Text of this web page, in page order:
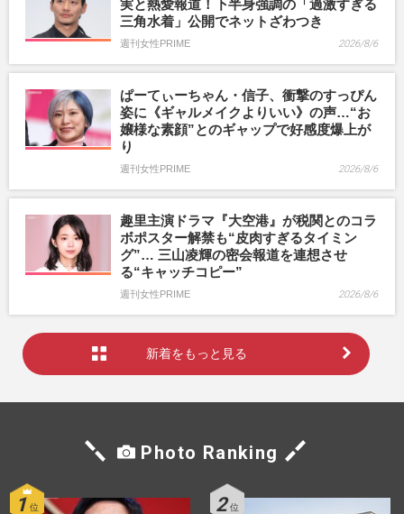
実と熱愛報道！下半身強調の「過激すぎる
三角水着」公開でネットざわつき
週刊女性PRIME 2026/8/6
ぱーてぃーちゃん・信子、衝撃のすっぴん
姿に《ギャルメイクよりいい》の声…“お
嬢様な素顔”とのギャップで好感度爆上が
り
週刊女性PRIME 2026/8/6
趣里主演ドラマ『大空港』が税関とのコラ
ボポスター解禁も“皮肉すぎるタイミン
グ”… 三山凌輝の密会報道を連想させ
る“キャッチコピー”
週刊女性PRIME 2026/8/6
新着をもっと見る
Photo Ranking